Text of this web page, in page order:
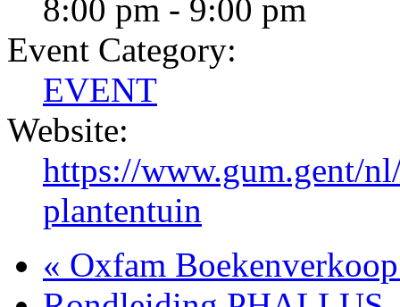
8:00 pm - 9:00 pm
Event Category:
EVENT
Website:
https://www.gum.gent/
plantentuin
« Oxfam